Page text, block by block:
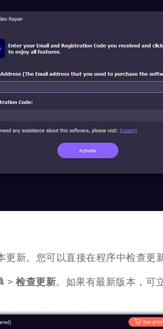
更新。您可以直接在程序中检查更新
> 检查更新。如果有最新版本，可